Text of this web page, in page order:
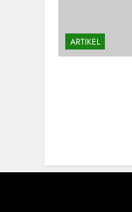
ARTIKEL